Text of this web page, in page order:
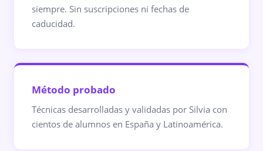
siempre. Sin suscripciones ni fechas de
caducidad.
Método probado
Técnicas desarrolladas y validadas por Silvia con
cientos de alumnos en España y Latinoamérica.